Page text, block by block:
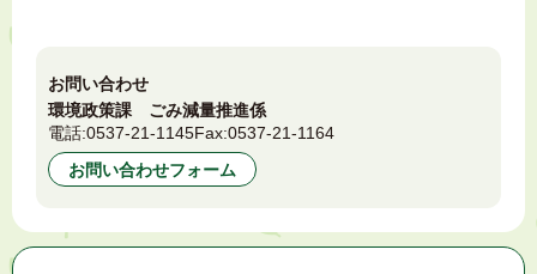
お問い合わせ
環境政策課 ごみ減量推進係
電話:0537-21-1145Fax:0537-21-1164
お問い合わせフォーム